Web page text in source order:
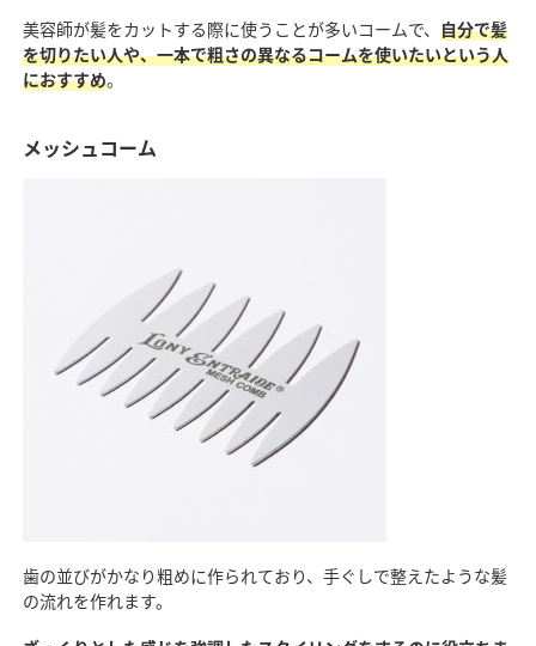
美容師が髪をカットする際に使うことが多いコームで、 自分で髪
を切りたい人や、一本で粗さの異なるコームを使いたいという人
におすすめ。
メッシュコーム
歯の並びがかなり粗めに作られており、手ぐしで整えたような髪
の流れを作れます。